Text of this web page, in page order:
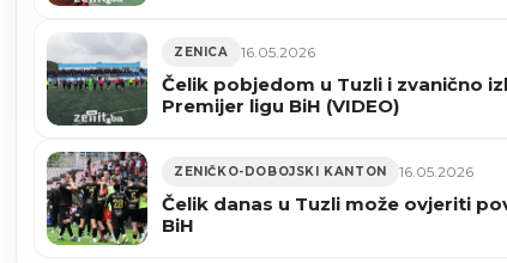
ZENICA 16.05.2026
Čelik pobjedom u Tuzli i zvanično
Premijer ligu BiH (VIDEO)
ZENIČKO-DOBOJSKI KANTON 16.05.2026
Čelik danas u Tuzli može ovjeriti
BiH